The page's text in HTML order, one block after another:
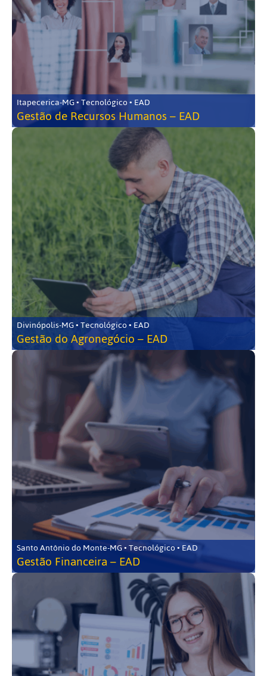
Itapecerica-MG • Tecnológico • EAD
Gestão de Recursos Humanos – EAD
Divinópolis-MG • Tecnológico • EAD
Gestão do Agronegócio – EAD
Santo Antônio do Monte-MG • Tecnológico • EAD
Gestão Financeira – EAD